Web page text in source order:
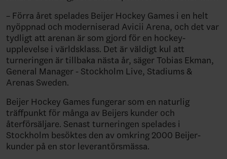
– Förra året spelades Beijer Hockey Games i en helt
nyöppnad och moderniserad Avicii Arena, och det var
tydligt att arenan är som gjord för en hockey-
upplevelse i världsklass. Det är väldigt kul att
turneringen är tillbaka nästa år, säger Tobias Ekman,
General Manager - Stockholm Live, Stadiums &
Arenas Sweden.
Beijer Hockey Games fungerar som en naturlig
träffpunkt för många av Beijers kunder och
återförsäljare. Senast turneringen spelades i
Stockholm besöktes den av omkring 2000 Beijer-
kunder på en stor leverantörsmässa.